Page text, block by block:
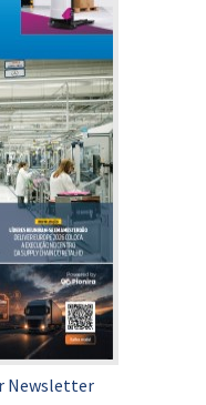
Newsletter